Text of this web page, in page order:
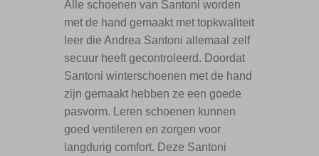
Alle schoenen van Santoni worden
met de hand gemaakt met topkwaliteit
leer die Andrea Santoni allemaal zelf
secuur heeft gecontroleerd. Doordat
Santoni winterschoenen met de hand
zijn gemaakt hebben ze een goede
pasvorm. Leren schoenen kunnen
goed ventileren en zorgen voor
langdurig comfort. Deze Santoni